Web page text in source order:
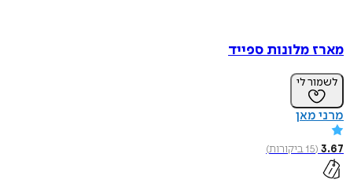
מארז מלונות ספייד
לשמור לי
מרני מאן
3.67
(
15ביקורות)